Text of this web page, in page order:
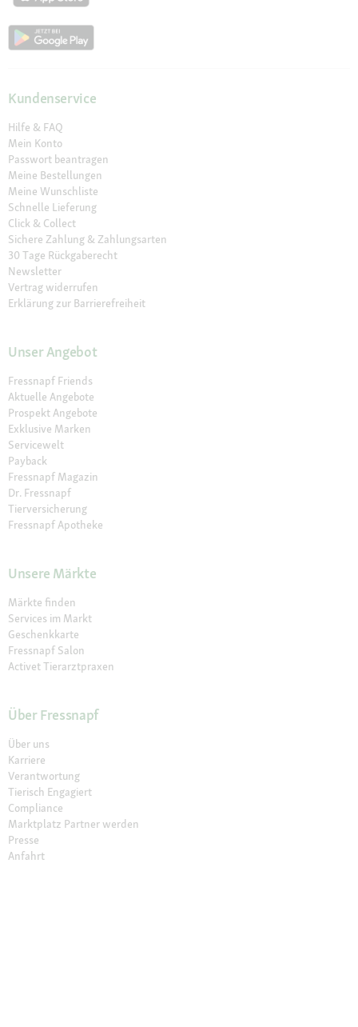
Kundenservice
Hilfe & FAQ
Mein Konto
Passwort beantragen
Meine Bestellungen
Meine Wunschliste
Schnelle Lieferung
Click & Collect
Sichere Zahlung & Zahlungsarten
30 Tage Rückgaberecht
Newsletter
Vertrag widerrufen
Erklärung zur Barrierefreiheit
Unser Angebot
Fressnapf Friends
Aktuelle Angebote
Prospekt Angebote
Exklusive Marken
Servicewelt
Payback
Fressnapf Magazin
Dr. Fressnapf
Tierversicherung
Fressnapf Apotheke
Unsere Märkte
Märkte finden
Services im Markt
Geschenkkarte
Fressnapf Salon
Activet Tierarztpraxen
Über Fressnapf
Über uns
Karriere
Verantwortung
Tierisch Engagiert
Compliance
Marktplatz Partner werden
Presse
Anfahrt